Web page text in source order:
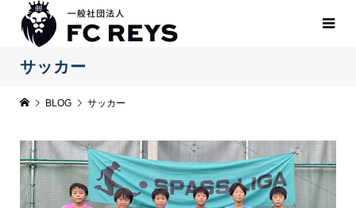
サッカー
BLOG サッカー